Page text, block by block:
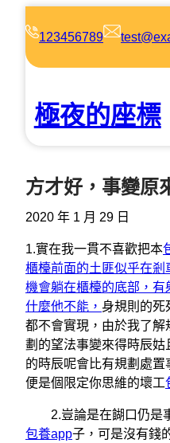
123456789
極夜的座標
方才好，事變原
2020 年 1 月 29 日
1.實在我一貫不喜歡把本
櫃檯前面的土匪似乎在
機會躺在櫃檯的底部，
什麼他不能， 身規則的死
都不會實現，由於我了
劃的望法事變來得時辰
的時辰呢會比有規劃處置
便是個限定你思維的壞工
2.豈論是在餬口仍是
包養app子，可是沒有錢